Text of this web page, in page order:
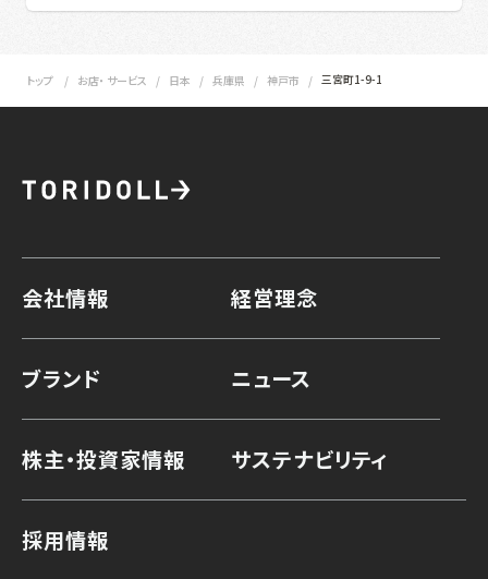
トップ お店・ サービス 日本 兵庫県 神戸市 三宮町1-9-1
会社情報 経営理念
ブランド ニュース
株主・投資家情報 サステナビリティ
採用情報